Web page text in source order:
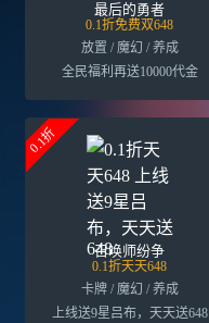
最后的勇者
0.1折免费双648
放置 / 魔幻 / 养成
全民福利再送10000代金
0.1折
召唤师纷争
0.1折天天648
卡牌 / 魔幻 / 养成
上线送9星吕布，天天送648